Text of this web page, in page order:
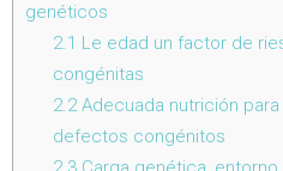
genéticos
2.1 Le edad un factor de
congénitas
2.2Adecuada nutrición
defectos congénitos